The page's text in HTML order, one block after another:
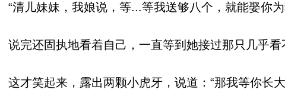
“清儿妹妹，我娘说，等...等我送够八个，就能娶你为
说完还固执地看着自己，一直等到她接过那只几乎看
这才笑起来，露出两颗小虎牙，说道：“那我等你长